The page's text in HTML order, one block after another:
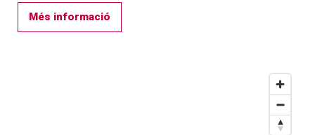
Més informació